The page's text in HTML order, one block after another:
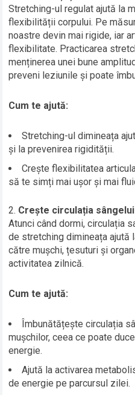
Stretching-ul regulat ajută la
flexibilității corpului. Pe
noastre devin mai rigide, iar
flexibilitate. Practicarea
menținerea unei bune
preveni leziunile și poate
Cum te ajută:
Stretching-ul dimineața
și la prevenirea rigidității.
Crește flexibilitatea
să te simți mai ușor și mai
Crește circulația sângelui
Atunci când dormi, circulația
de stretching dimineața ajută
către mușchi, țesuturi și
activitatea zilnică.
Cum te ajută:
Îmbunătățește circulația
mușchilor, ceea ce poate
energie.
Ajută la activarea
de energie pe parcursul zilei.